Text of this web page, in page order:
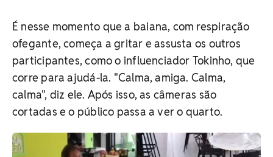
É nesse momento que a baiana, com respiração
ofegante, começa a gritar e assusta os outros
participantes, como o influenciador Tokinho, que
corre para ajudá-la. "Calma, amiga. Calma,
calma", diz ele. Após isso, as câmeras são
cortadas e o público passa a ver o quarto.